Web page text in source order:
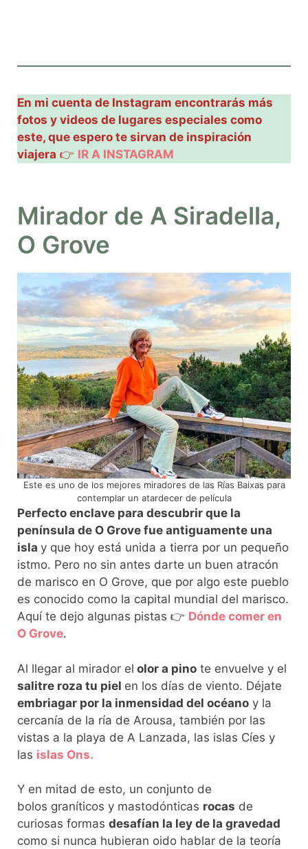
En mi cuenta de Instagram encontrarás más
fotos y videos de lugares especiales como
este, que espero te sirvan de inspiración
viajera 👉 IR A INSTAGRAM
Mirador de A Siradella,
O Grove
Este es uno de los mejores miradores de las Rías Baixas para
contemplar un atardecer de película
Perfecto enclave para descubrir que la
península de O Grove fue antiguamente una
isla y que hoy está unida a tierra por un pequeño
istmo. Pero no sin antes darte un buen atracón
de marisco en O Grove, que por algo este pueblo
es conocido como la capital mundial del marisco.
Aquí te dejo algunas pistas 👉 Dónde comer en
O Grove.
Al llegar al mirador el olor a pino te envuelve y el
salitre roza tu piel en los días de viento. Déjate
embriagar por la inmensidad del océano y la
cercanía de la ría de Arousa, también por las
vistas a la playa de A Lanzada, las islas Cíes y
las islas Ons.
Y en mitad de esto, un conjunto de
bolos graníticos y mastodónticas rocas de
curiosas formas desafían la ley de la gravedad
como si nunca hubieran oido hablar de la teoría